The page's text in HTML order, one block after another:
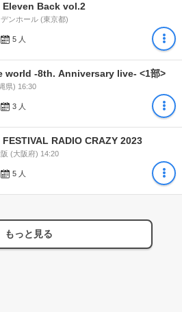
Eleven Back vol.2
ンホール (東京都)
5 人
world -8th. Anniversary live- <1部>
県) 16:30
3 人
RADIO CRAZY 2023
(大阪府) 14:20
5 人
もっと見る